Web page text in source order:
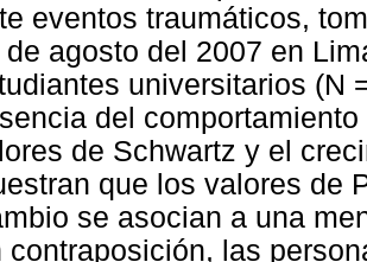
eventos traumáticos,
de agosto del 2007 en
universitarios (N
del
de Schwartz y el
que los valores de
se asocian a una
contraposición, las